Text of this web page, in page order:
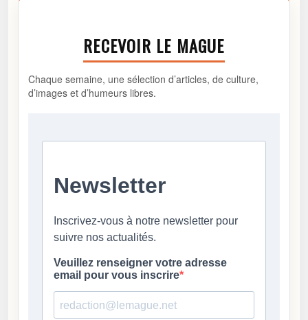
RECEVOIR LE MAGUE
Chaque semaine, une sélection d’articles, de culture,
d’images et d’humeurs libres.